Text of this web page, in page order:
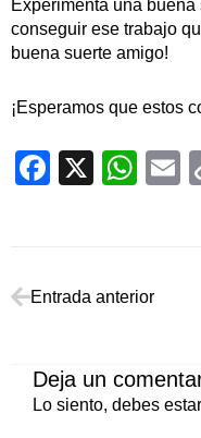
Experimenta una
conseguir ese trabajo
buena suerte amigo!
¡Esperamos que estos
X
AntEntrada anterior
Deja un
Lo siento, debes estar